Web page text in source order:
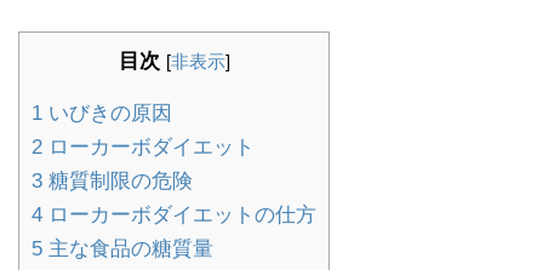
目次 [非表示]
1 いびきの原因
2 ローカーボダイエット
3 糖質制限の危険
4 ローカーボダイエットの仕方
5 主な食品の糖質量